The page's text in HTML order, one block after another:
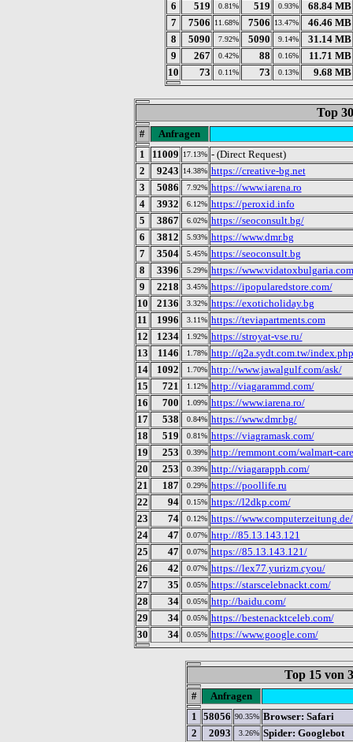
6
519 0.81% 519 0.93%
68.84 MB
7
7506 11.68% 7506 13.47%
46.46 MB
8
5090 7.92% 5090 9.14%
31.14 MB
9
267 0.42% 88 0.16%
11.71 MB
10
73 0.11% 73 0.13% 9.68 MB
Top
#
Anfragen
1
11009 17.13% - (Direct Request)
2
9243 14.38% https://creative-bg.net
3
5086 7.92% https://www.iarena.ro
4
3932 6.12% https://peroxid.info
5
3867 6.02% https://seoconsult.bg/
6
3812 5.93% https://www.dmr.bg
7
3504 5.45% https://seoconsult.bg
8
3396 5.29% https://www.vidatoxbulgaria.com
9
2218 3.45% https://ipopularedstore.com/
10
2136 3.32% https://exoticholiday.bg
11
1996 3.11% https://teviapartments.com
12
1234 1.92% https://stroyat-vse.ru/
13
1146 1.78% http://q2a.sydt.com.tw/index.php
14
1092 1.70% http://www.jawalgulf.com/ask/
15
721 1.12% http://viagarammd.com/
16
700 1.09% https://www.iarena.ro/
17
538 0.84% https://www.dmr.bg/
18
519 0.81% https://viagramask.com/
19
253 0.39% http://remmont.com/walmart-
20
253 0.39% http://viagarapph.com/
21
187 0.29% https://poollife.ru
22
94 0.15% https://l2dkp.com/
23
74 0.12% https://www.computerzeitung.de/
24
47 0.07% http://85.13.143.121
25
47 0.07% https://85.13.143.121/
26
42 0.07% https://lex77.yurizm.cyou/
27
35 0.05% https://starscelebnackt.com/
28
34 0.05% http://baidu.com/
29
34 0.05% https://bestenacktceleb.com/
30
34 0.05% https://www.google.com/
Top 15 von
#
Anfragen
1
58056 90.35% Browser: Safari
2
2093 3.26% Spider: Googlebot